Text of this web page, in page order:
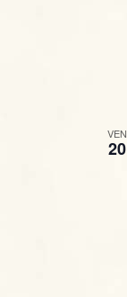
VEN
20